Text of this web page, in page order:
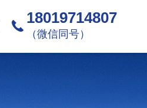
18019714807
（微信同号）